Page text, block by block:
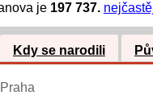
je 197 737.
Kdy se narodili
Praha